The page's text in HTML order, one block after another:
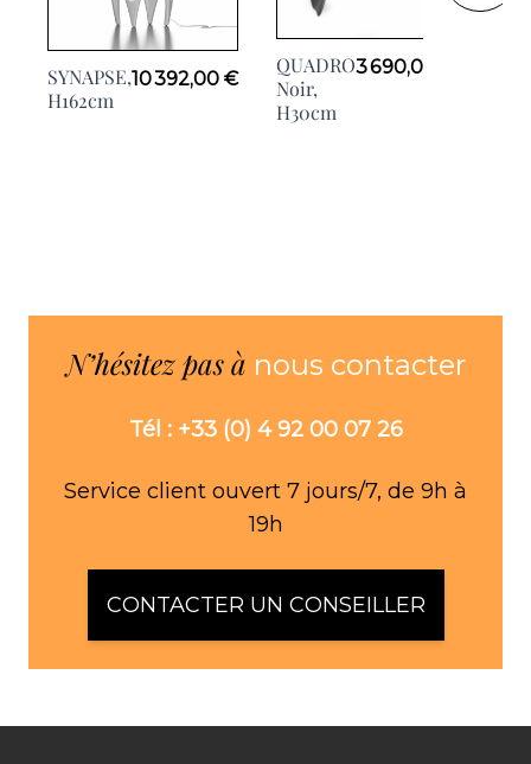
SYNAPSE,
H162cm
10 392,00 €
QUADRO
Noir,
H30cm
3 690,00 €
N’hésitez pas à nous contacter
Tél : +33 (0) 4 92 00 07 26
Service client ouvert 7 jours/7, de 9h à
19h
CONTACTER UN CONSEILLER